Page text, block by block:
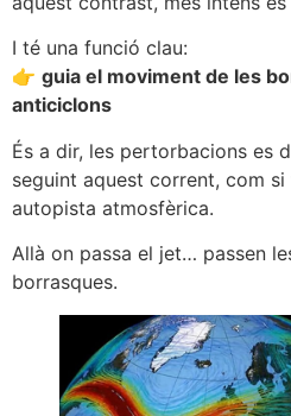
I té una funció clau:
👉 guia el moviment de les
anticiclons
És a dir, les pertorbacions es
seguint aquest corrent, com si
autopista atmosfèrica.
Allà on passa el jet… passen
borrasques.